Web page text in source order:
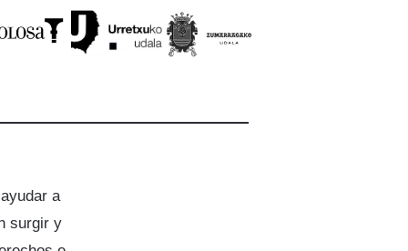
a
surgir y